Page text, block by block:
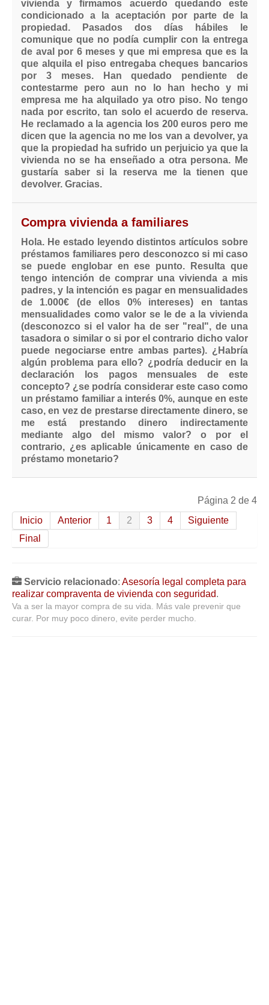
vivienda y firmamos acuerdo quedando este
condicionado a la aceptación por parte de la
propiedad. Pasados dos días hábiles le
comunique que no podía cumplir con la entrega
de aval por 6 meses y que mi empresa que es la
que alquila el piso entregaba cheques bancarios
por 3 meses. Han quedado pendiente de
contestarme pero aun no lo han hecho y mi
empresa me ha alquilado ya otro piso. No tengo
nada por escrito, tan solo el acuerdo de reserva.
He reclamado a la agencia los 200 euros pero me
dicen que la agencia no me los van a devolver, ya
que la propiedad ha sufrido un perjuicio ya que la
vivienda no se ha enseñado a otra persona. Me
gustaría saber si la reserva me la tienen que
devolver. Gracias.
Compra vivienda a familiares
Hola. He estado leyendo distintos artículos sobre
préstamos familiares pero desconozco si mi caso
se puede englobar en ese punto. Resulta que
tengo intención de comprar una vivienda a mis
padres, y la intención es pagar en mensualidades
de 1.000€ (de ellos 0% intereses) en tantas
mensualidades como valor se le de a la vivienda
(desconozco si el valor ha de ser "real", de una
tasadora o similar o si por el contrario dicho valor
puede negociarse entre ambas partes). ¿Habría
algún problema para ello? ¿podría deducir en la
declaración los pagos mensuales de este
concepto? ¿se podría considerar este caso como
un préstamo familiar a interés 0%, aunque en este
caso, en vez de prestarse directamente dinero, se
me está prestando dinero indirectamente
mediante algo del mismo valor? o por el
contrario, ¿es aplicable únicamente en caso de
préstamo monetario?
Página 2 de 4
Inicio
Anterior 1 2 3 4
Siguiente
Final
Servicio relacionado: Asesoría legal completa para
realizar compraventa de vivienda con seguridad.
Va a ser la mayor compra de su vida. Más vale prevenir que
curar. Por muy poco dinero, evite perder mucho.